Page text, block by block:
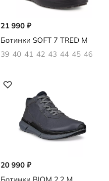
21 990 ₽
Ботинки SOFT 7 TRED M
39 40 41 42 43 44 45 46
20 990 ₽